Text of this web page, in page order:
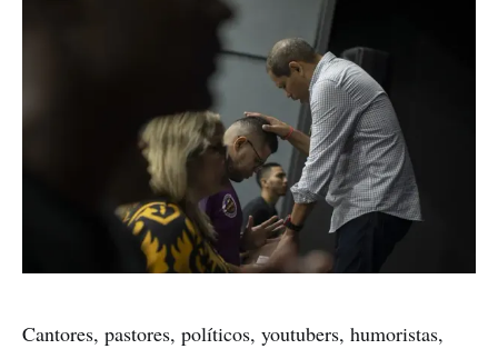
Cantores, pastores, políticos, youtubers, humoristas,